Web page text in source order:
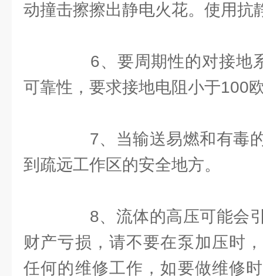
动撞击擦擦出静电火花。使用抗
6、要周期性的对接地系
可靠性，要求接地电阻小于100
7、当输送易燃和有毒的
到疏远工作区的安全地方。
8、流体的高压可能会引
财产亏损，请不要在泵加压时
任何的维修工作，如要做维修